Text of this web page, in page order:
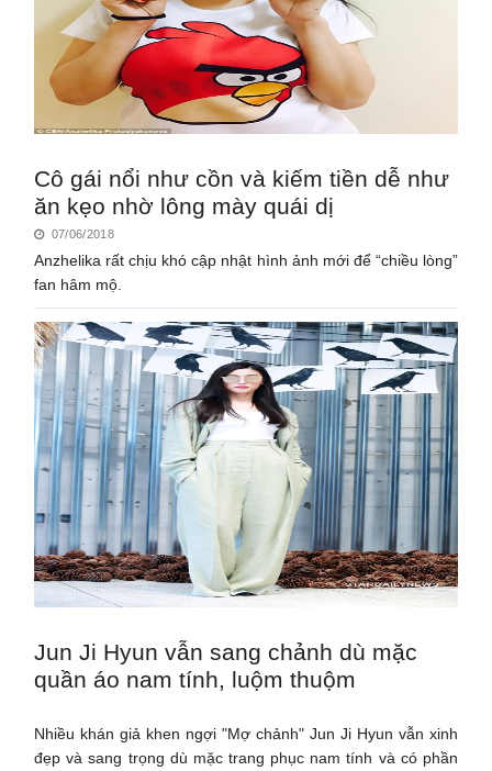
Cô gái nổi như cồn và kiếm tiền dễ như
ăn kẹo nhờ lông mày quái dị
07/06/2018
Anzhelika rất chịu khó cập nhật hình ảnh mới để “chiều lòng”
fan hâm mộ.
Jun Ji Hyun vẫn sang chảnh dù mặc
quần áo nam tính, luộm thuộm
Nhiều khán giả khen ngợi "Mợ chảnh" Jun Ji Hyun vẫn xinh
đẹp và sang trọng dù mặc trang phục nam tính và có phần